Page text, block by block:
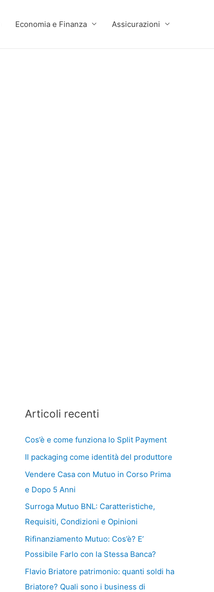
Economia e Finanza Assicurazioni
Articoli recenti
Cos’è e come funziona lo Split Payment
Il packaging come identità del produttore
Vendere Casa con Mutuo in Corso Prima
e Dopo 5 Anni
Surroga Mutuo BNL: Caratteristiche,
Requisiti, Condizioni e Opinioni
Rifinanziamento Mutuo: Cos’è? E’
Possibile Farlo con la Stessa Banca?
Flavio Briatore patrimonio: quanti soldi ha
Briatore? Quali sono i business di